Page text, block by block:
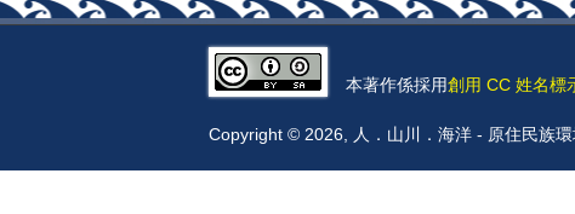
本著作係採用創用 CC 姓名標
Copyright © 2026, 人．山川．海洋 - 原住民族